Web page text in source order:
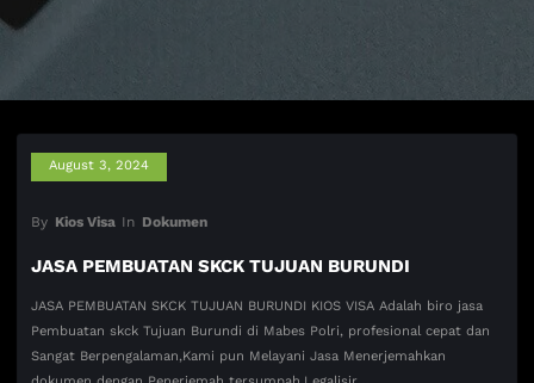
August 3, 2024
By Kios Visa In Dokumen
JASA PEMBUATAN SKCK TUJUAN BURUNDI
JASA PEMBUATAN SKCK TUJUAN BURUNDI KIOS VISA Adalah biro jasa
Pembuatan skck Tujuan Burundi di Mabes Polri, profesional cepat dan
Sangat Berpengalaman,Kami pun Melayani Jasa Menerjemahkan